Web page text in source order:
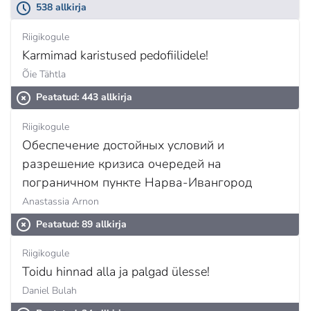
538 allkirja
Riigikogule
Karmimad karistused pedofiilidele!
Õie Tähtla
Peatatud: 443 allkirja
Riigikogule
Обеспечение достойных условий и
разрешение кризиса очередей на
пограничном пункте Нарва-Ивангород
Anastassia Arnon
Peatatud: 89 allkirja
Riigikogule
Toidu hinnad alla ja palgad ülesse!
Daniel Bulah